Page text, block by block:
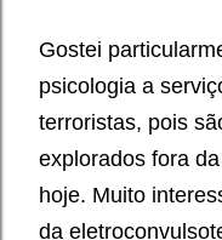
Gostei
psicologia a
terroristas, pois
explorados fora
hoje. Muito
da